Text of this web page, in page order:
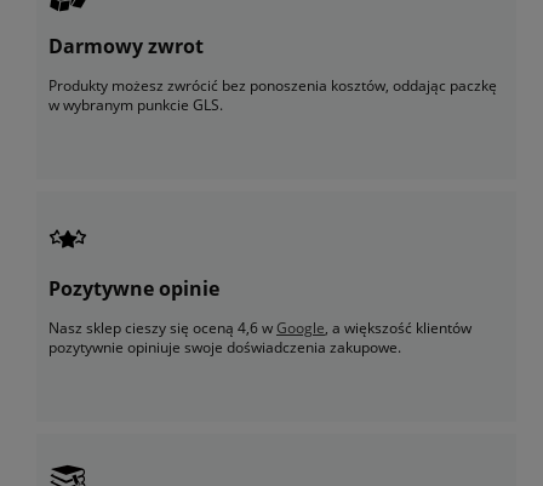
Darmowy zwrot
Produkty możesz zwrócić bez ponoszenia kosztów, oddając paczkę
w wybranym punkcie GLS.
Pozytywne opinie
Nasz sklep cieszy się oceną 4,6 wGoogle, a większość klientów
pozytywnie opiniuje swoje doświadczenia zakupowe.